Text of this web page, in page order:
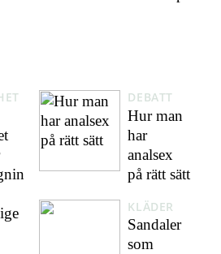
DEBATT
Hur man
har
analsex
på rätt sätt
KLÄDER
Sandaler
som